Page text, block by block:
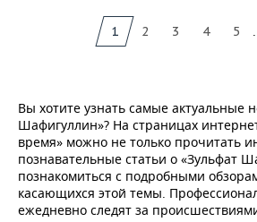
1 2 3 4 5
Вы хотите узнать самые актуальные
Шафигуллин»? На страницах
время» можно не только прочитать
познавательные статьи о «Зульфат
познакомиться с подробными
касающихся этой темы.
ежедневно следят за